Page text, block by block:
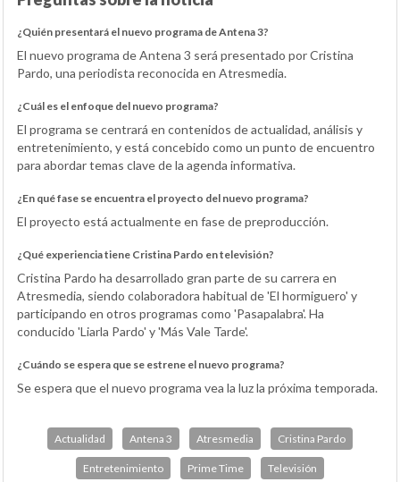
¿Quién presentará el nuevo programa de Antena 3?
El nuevo programa de Antena 3 será presentado por Cristina
Pardo, una periodista reconocida en Atresmedia.
¿Cuál es el enfoque del nuevo programa?
El programa se centrará en contenidos de actualidad, análisis y
entretenimiento, y está concebido como un punto de encuentro
para abordar temas clave de la agenda informativa.
¿En qué fase se encuentra el proyecto del nuevo programa?
El proyecto está actualmente en fase de preproducción.
¿Qué experiencia tiene Cristina Pardo en televisión?
Cristina Pardo ha desarrollado gran parte de su carrera en
Atresmedia, siendo colaboradora habitual de 'El hormiguero' y
participando en otros programas como 'Pasapalabra'. Ha
conducido 'Liarla Pardo' y 'Más Vale Tarde'.
¿Cuándo se espera que se estrene el nuevo programa?
Se espera que el nuevo programa vea la luz la próxima temporada.
Actualidad Antena 3 Atresmedia Cristina Pardo
Entretenimiento Prime Time Televisión